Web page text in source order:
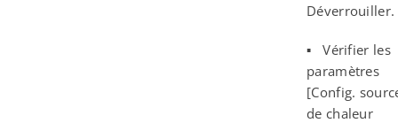
Déverrouiller.
▪ Vérifier les
paramètres
[Config.
de chaleur